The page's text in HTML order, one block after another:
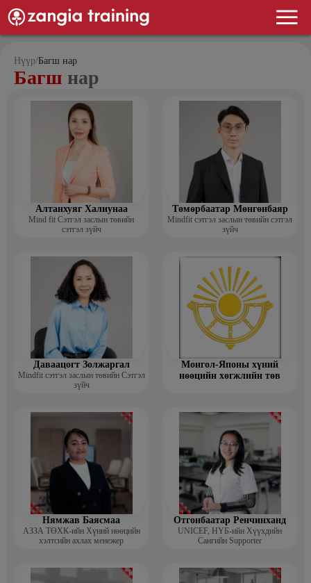
Нүүр/Багш нар
Багш нар
Алтанхуяг Халиунаа
Mind fit Сэтгэл заслын төвийн
сэтгэл зүйч
Төмөрбаатар Мөнгөнбаяр
Mindfit сэтгэл заслын төвийн сэтгэл
зүйч
Даваацогт Золжаргал
Mindfit сэтгэл заслын төвийн Сэтгэл
зүйч
Монгол-Японы хүний
нөөцийн хөгжлийн төв
Нямжав Баясмаа
АЗЗА ТӨХК-ийн Хүний нөөцийн
хэлтсийн ахлах менежер
Отгонбаатар Ренчинханд
UNIСЕF, НҮБ-ийн Хүүхдийн
Сангийн Supporter